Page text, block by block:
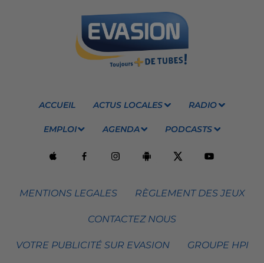
ACCUEIL ACTUS LOCALES RADIO
EMPLOI AGENDA PODCASTS
MENTIONS LEGALES RÈGLEMENT DES JEUX
CONTACTEZ NOUS
VOTRE PUBLICITÉ SUR EVASION GROUPE HPI